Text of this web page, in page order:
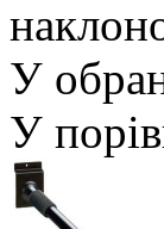
У
У